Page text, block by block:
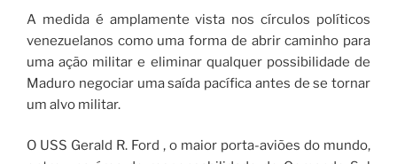
A medida é amplamente vista nos círculos políticos
venezuelanos como uma forma de abrir caminho para
uma ação militar e eliminar qualquer possibilidade de
Maduro negociar uma saída pacífica antes de se tornar
um alvo militar.
O USS Gerald R. Ford , o maior porta-aviões do mundo,